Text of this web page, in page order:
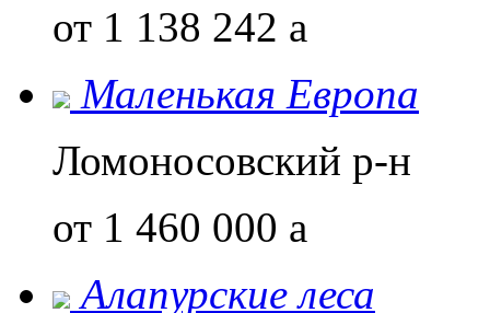
от 1 138 242 a
Маленькая Европа
Ломоносовский р-н
от 1 460 000 a
Алапурские леса